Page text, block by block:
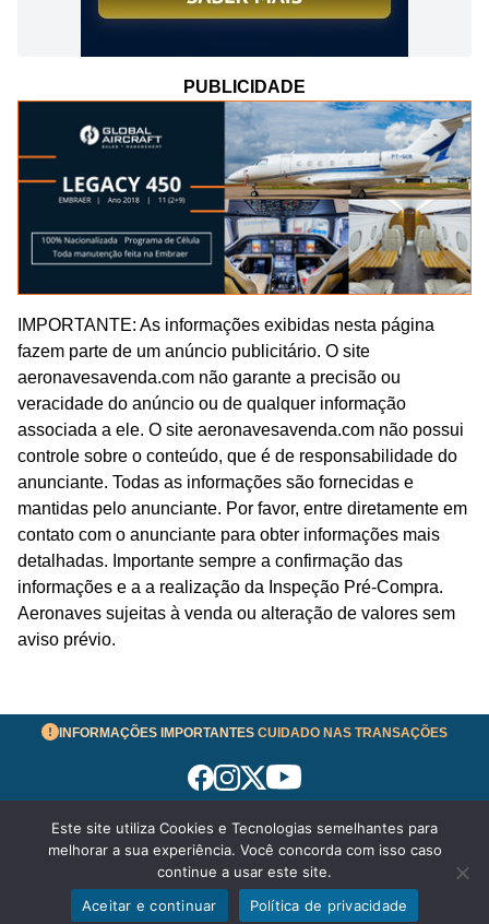
PUBLICIDADE
IMPORTANTE: As informações exibidas nesta página
fazem parte de um anúncio publicitário. O site
aeronavesavenda.com não garante a precisão ou
veracidade do anúncio ou de qualquer informação
associada a ele. O site aeronavesavenda.com não possui
controle sobre o conteúdo, que é de responsabilidade do
anunciante. Todas as informações são fornecidas e
mantidas pelo anunciante. Por favor, entre diretamente em
contato com o anunciante para obter informações mais
detalhadas. Importante sempre a confirmação das
informações e a a realização da Inspeção Pré-Compra.
Aeronaves sujeitas à venda ou alteração de valores sem
aviso prévio.
INFORMAÇÕES IMPORTANTES CUIDADO NAS TRANSAÇÕES
Termos de Uso
© 2026 aeronavesavenda.com | Todos os Direitos
Reservados!
Política de Privacidade
Este site utiliza Cookies e Tecnologias semelhantes para
melhorar a sua experiência. Você concorda com isso caso
continue a usar este site.
Aceitar e continuar
Política de privacidade